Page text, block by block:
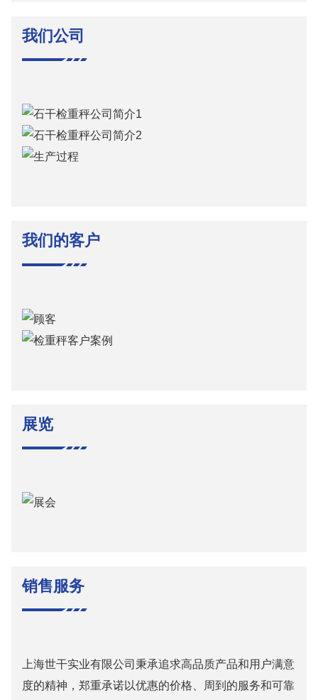
我们公司
我们的客户
展览
销售服务
上海世干实业有限公司秉承追求高品质产品和用户满意
度的精神，郑重承诺以优惠的价格、周到的服务和可靠